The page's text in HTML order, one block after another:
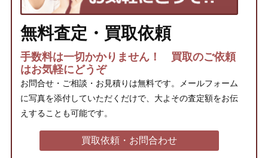
無料査定・買取依頼
手数料は一切かかりません！ 買取のご依頼
はお気軽にどうぞ
お問合せ・ご相談・お見積りは無料です。メールフォーム
に写真を添付していただくだけで、大よその査定額をお伝
えすることも可能です。
買取依頼・お問合わせ